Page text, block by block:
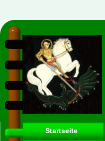
Startseite